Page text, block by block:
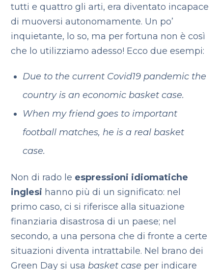
tutti e quattro gli arti, era diventato incapace
di muoversi autonomamente. Un po’
inquietante, lo so, ma per fortuna non è così
che lo utilizziamo adesso! Ecco due esempi:
Due to the current Covid19 pandemic the
country is an economic basket case.
When my friend goes to important
football matches, he is a real basket
case.
Non di rado le espressioni idiomatiche
inglesi hanno più di un significato: nel
primo caso, ci si riferisce alla situazione
finanziaria disastrosa di un paese; nel
secondo, a una persona che di fronte a certe
situazioni diventa intrattabile. Nel brano dei
Green Day si usa basket case per indicare